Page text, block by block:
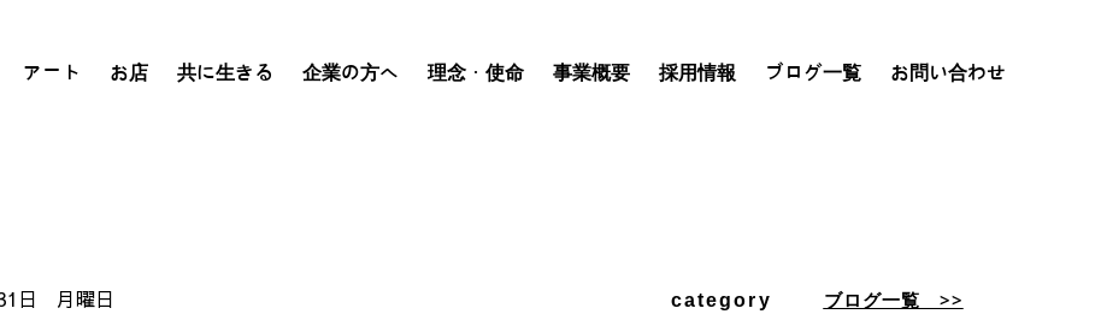
アート お店 共に生きる 企業の方へ 理念・使命 事業概要 採用情報 ブログ一覧 お問い合わせ
日 月曜日
category ブログ一覧 >>